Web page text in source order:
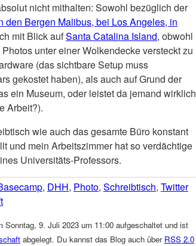
nicht mithalten: Sowohl bezüglich der
den Bergen Malibus, bei Los Angeles, in
mit Blick aufSanta Catalina Island, obwohl
unter einer Wolkendecke versteckt zu
(das sichtbare Setup muss
gekostet haben), als auch auf Grund der
ein Museum, oder leistet da jemand wirklich
Arbeit?).
wie auch das gesamte Büro konstant
und mein Arbeitszimmer hat so verdächtige
Universitäts-Professors.
, DHH, Photo, Schreibtisch, Twitter
Sonntag, 9. Juli 2023 um 11:00 aufgeschaltet und ist
abgelegt. Du kannst das Blog auch über RSS 2.0